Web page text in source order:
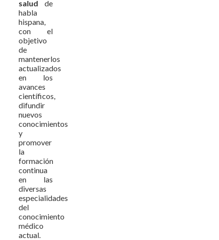
salud de
habla
hispana,
con el
objetivo
de
mantenerlos
actualizados
en los
avances
científicos,
difundir
nuevos
conocimientos
y
promover
la
formación
continua
en las
diversas
especialidades
del
conocimiento
médico
actual.